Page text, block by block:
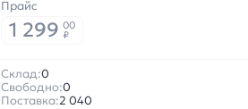
Прайс
1 299 00
₽
Склад:0
Свободно:0
Поставка:2 040